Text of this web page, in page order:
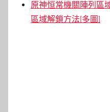
原神恒常機關陣列區
區域解鎖方法[多圖]